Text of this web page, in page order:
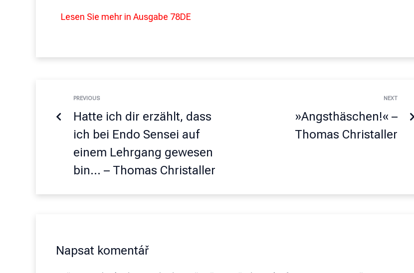
Lesen Sie mehr in Ausgabe 78DE
PREVIOUS
Hatte ich dir erzählt, dass
ich bei Endo Sensei auf
einem Lehrgang gewesen
bin… – Thomas Christaller
NEXT
»Angsthäschen!« –
Thomas Christaller
Napsat komentář